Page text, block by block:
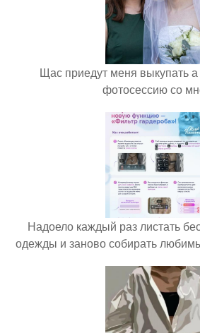
Щас приедут меня выкупать а
фотосессию со
Надоело каждый раз листать
одежды и заново собирать